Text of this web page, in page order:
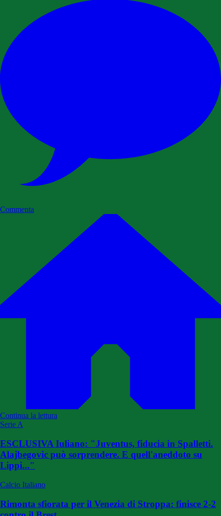
Commenta
Continua la lettura
Serie A
ESCLUSIVA Iuliano: "Juventus, fiducia in Spalletti.
Alajbegovic può sorprendere. E quell'aneddoto su
Lippi..."
Calcio Italiano
Rimonta sfiorata per il Venezia di Stroppa: finisce 2-2